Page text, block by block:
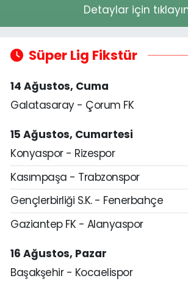
Detaylar için
Süper Lig Fikstür
14 Ağustos, Cuma
Galatasaray - Çorum FK
15 Ağustos, Cumartesi
Konyaspor - Rizespor
Kasımpaşa - Trabzonspor
Gençlerbirliği S.K. - Fenerbahçe
Gaziantep FK - Alanyaspor
16 Ağustos, Pazar
Başakşehir - Kocaelispor